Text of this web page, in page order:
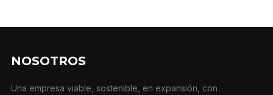
NOSOTROS
Una empresa viable, sostenible, en expansión, con